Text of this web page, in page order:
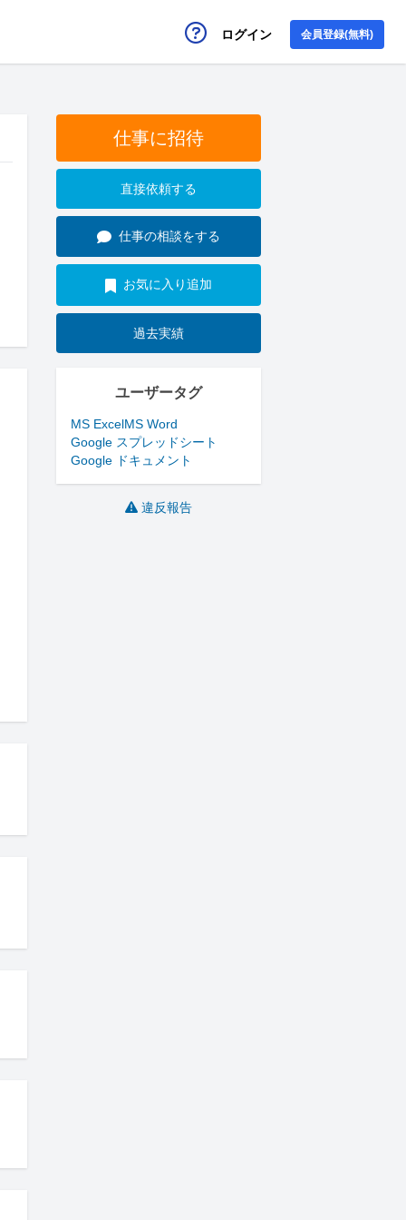
ログイン 会員登録(無料)
仕事に招待
直接依頼する
仕事の相談をする
お気に入り追加
過去実績
ユーザータグ
MS ExcelMS Word
Google スプレッドシート
Google ドキュメント
違反報告